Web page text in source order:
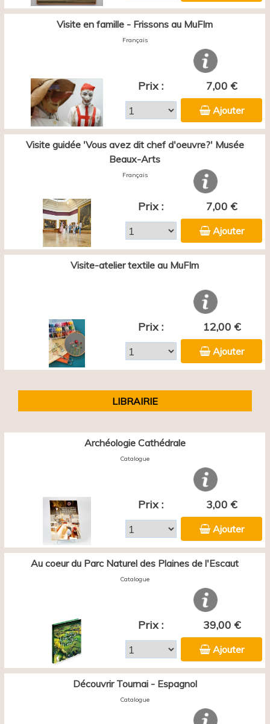
Visite en famille - Frissons au MuFIm
Français
Prix : 7,00 €
Ajouter
Visite guidée 'Vous avez dit chef d'oeuvre?' Musée
Beaux-Arts
Français
Prix : 7,00 €
Ajouter
Visite-atelier textile au MuFIm
Prix : 12,00 €
Ajouter
LIBRAIRIE
Archéologie Cathédrale
Catalogue
Prix : 3,00 €
Ajouter
Au coeur du Parc Naturel des Plaines de l'Escaut
Catalogue
Prix : 39,00 €
Ajouter
Découvrir Tournai - Espagnol
Catalogue